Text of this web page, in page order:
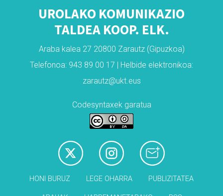
UROLAKO KOMUNIKAZIO
TALDEA KOOP. ELK.
Araba kalea 27 20800 Zarautz (Gipuzkoa)
Telefonoa: 943 89 00 17 | Helbide elektronikoa:
zarautz@ukt.eus
Codesyntaxek garatua
HONI BURUZ LEGE OHARRA PUBLIZITATEA